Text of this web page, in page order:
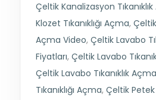
Çeltik Kanalizasyon
Klozet Tıkanıklığı Açma, Çeltik
Açma Video, Çeltik Lavabo
Fiyatları, Çeltik Lavabo
Çeltik Lavabo Tıkanıklık Açma
Tıkanıklığı Açma, Çeltik